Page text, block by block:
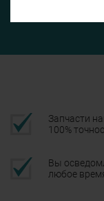
Запчасти
100%
Вы
любое